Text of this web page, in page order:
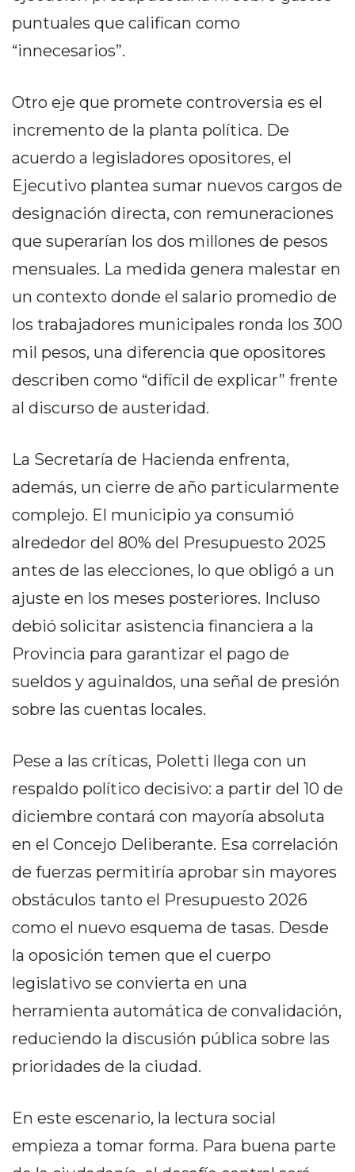
MEDIOS
PUBLICITÁ
HOY
HORA
CLAVE
NOTICIAS
ROJAS
VIRTUAL
ARRECIFES
NOTICIAS
DE
Y
CAMPANA
NOTICIAS
ZÁRATE
NOTICIAS
DE
DE
LA
AIRES)
EL
DE
PERGAMINO
LOS
PRECIOS
EN
DEPORTIVOS
EN
PERGAMINO
SUPLEMENTOS
PERGAMINO:
LOS
puntuales que califican como
“innecesarios”.
Otro eje que promete controversia es el
incremento de la planta política. De
acuerdo a legisladores opositores, el
Ejecutivo plantea sumar nuevos cargos de
designación directa, con remuneraciones
que superarían los dos millones de pesos
mensuales. La medida genera malestar en
un contexto donde el salario promedio de
los trabajadores municipales ronda los 300
mil pesos, una diferencia que opositores
describen como “difícil de explicar” frente
al discurso de austeridad.
La Secretaría de Hacienda enfrenta,
además, un cierre de año particularmente
complejo. El municipio ya consumió
alrededor del 80% del Presupuesto 2025
antes de las elecciones, lo que obligó a un
ajuste en los meses posteriores. Incluso
debió solicitar asistencia financiera a la
Provincia para garantizar el pago de
sueldos y aguinaldos, una señal de presión
sobre las cuentas locales.
Pese a las críticas, Poletti llega con un
respaldo político decisivo: a partir del 10 de
diciembre contará con mayoría absoluta
en el Concejo Deliberante. Esa correlación
de fuerzas permitiría aprobar sin mayores
obstáculos tanto el Presupuesto 2026
como el nuevo esquema de tasas. Desde
la oposición temen que el cuerpo
legislativo se convierta en una
herramienta automática de convalidación,
reduciendo la discusión pública sobre las
prioridades de la ciudad.
En este escenario, la lectura social
empieza a tomar forma. Para buena parte